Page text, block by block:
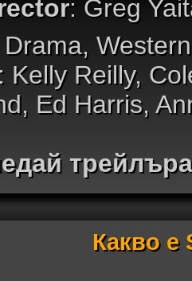
: Greg
Drama, Western
: Kelly Reilly,
Ed Harris,
трейлъра
Какво е